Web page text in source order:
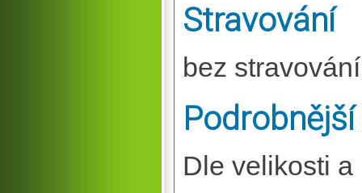
Stravování
bez stravování
Dle velikosti